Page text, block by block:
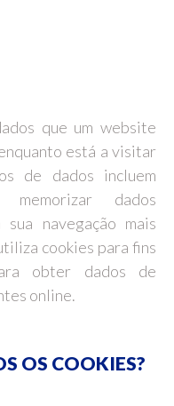
que um website
está a visitar
de dados incluem
dados
navegação mais
cookies para fins
obter dados de
online.
OS COOKIES?